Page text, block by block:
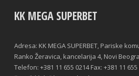
KK MEGA SUPERBET
Adresa: KK MEGA SUPERBET, Pariske
Ranko Žeravica, kancelarija 4, Novi
Telefon: +381 11 655 0214 Fax: +381 11